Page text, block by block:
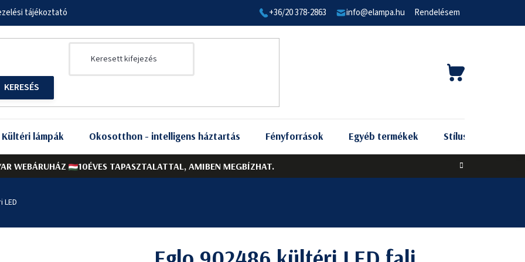
WEBÁRUHÁZ 10ÉVES TAPASZTALATTAL, AMIBEN MEGBÍZHAT.
tájékoztató +36/20 378-2863 info@elampa.hu Rendelésem
KOSÁR
Kültéri lámpák Okosotthon - intelligens háztartás Fényforrások Egyéb termékek Stílus szerint
LED